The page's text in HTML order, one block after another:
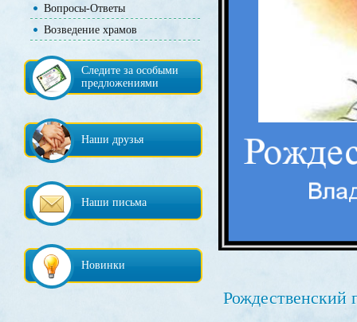
Вопросы-Ответы
Возведение храмов
Следите за особыми
предложениями
Наши друзья
Наши письма
Новинки
Рождественский